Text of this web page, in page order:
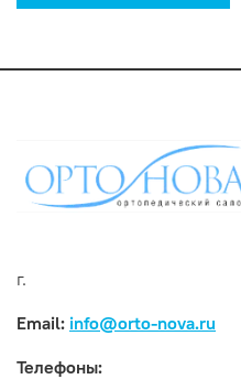
г.
Email: info@orto-nova.ru
Телефоны: